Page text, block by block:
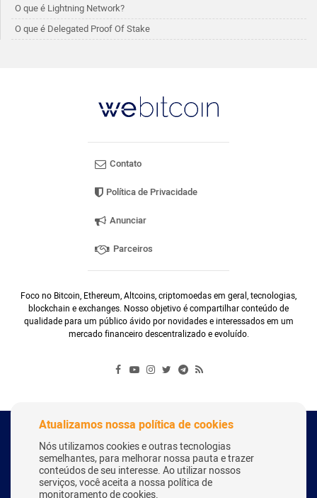
O que é Lightning Network?
O que é Delegated Proof Of Stake
Contato
Política de Privacidade
Anunciar
Parceiros
Foco no Bitcoin, Ethereum, Altcoins, criptomoedas em geral, tecnologias,
blockchain e exchanges. Nosso objetivo é compartilhar conteúdo de
qualidade para um público ávido por novidades e interessados em um
mercado financeiro descentralizado e evoluído.
Copyright Webitcoin 2018 - Todos os Direitos Reservados
Desenvolvido por: Herick Correa
Atualizamos nossa política de cookies
Nós utilizamos cookies e outras tecnologias
semelhantes, para melhorar nossa pauta e trazer
conteúdos de seu interesse. Ao utilizar nossos
serviços, você aceita a nossa política de
monitoramento de cookies.